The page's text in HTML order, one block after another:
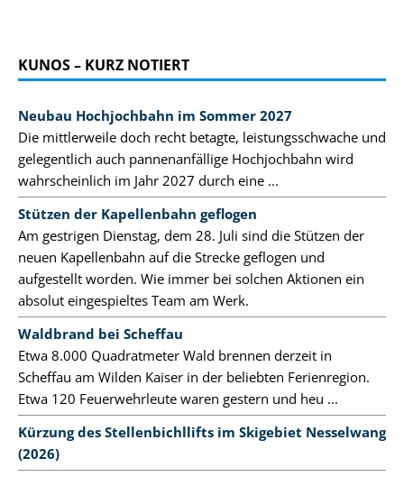
KUNOS – KURZ NOTIERT
Neubau Hochjochbahn im Sommer 2027
Die mittlerweile doch recht betagte, leistungsschwache und
gelegentlich auch pannenanfällige Hochjochbahn wird
wahrscheinlich im Jahr 2027 durch eine ...
Stützen der Kapellenbahn geflogen
Am gestrigen Dienstag, dem 28. Juli sind die Stützen der
neuen Kapellenbahn auf die Strecke geflogen und
aufgestellt worden. Wie immer bei solchen Aktionen ein
absolut eingespieltes Team am Werk.
Waldbrand bei Scheffau
Etwa 8.000 Quadratmeter Wald brennen derzeit in
Scheffau am Wilden Kaiser in der beliebten Ferienregion.
Etwa 120 Feuerwehrleute waren gestern und heu ...
Kürzung des Stellenbichllifts im Skigebiet Nesselwang
(2026)